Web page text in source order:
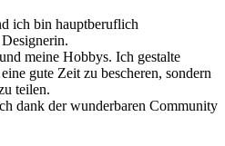
ich bin hauptberuflich
meine Hobbys. Ich gestalte
gute Zeit zu bescheren, sondern
teilen.
dank der wunderbaren Community